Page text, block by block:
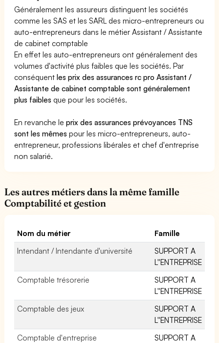
Généralement les assureurs distinguent les sociétés
comme les SAS et les SARL des micro-entrepreneurs ou
auto-entrepreneurs dans le métier Assistant / Assistante
de cabinet comptable
En effet les auto-entrepreneurs ont généralement des
volumes d'activité plus faibles que les sociétés. Par
conséquentles prix des assurances rc pro Assistant /
Assistante de cabinet comptable sont généralement
plus faibles que pour les sociétés.
En revanche leprix des assurances prévoyances TNS
sont les mêmes pour les micro-entrepreneurs, auto-
entrepreneur, professions libérales et chef d'entreprise
non salarié.
Les autres métiers dans la même famille
Comptabilité et gestion
Nom du métier
Famille
Intendant / Intendante d'université
SUPPORT A
L''ENTREPRISE
Comptable trésorerie
SUPPORT A
L''ENTREPRISE
Comptable des jeux
SUPPORT A
L''ENTREPRISE
Comptable d'entreprise
SUPPORT A